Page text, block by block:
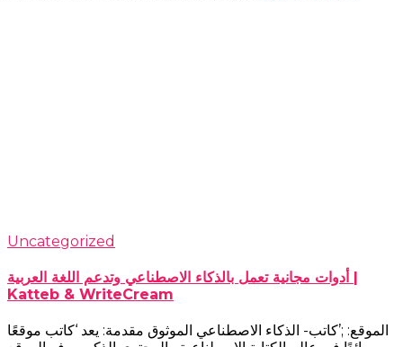
Uncategorized
أدوات مجانية تعمل بالذكاء الاصطناعي وتدعم اللغة العربية |
Katteb & WriteCream
الموقع: ;’كاتب- الذكاء الاصطناعي الموثوق مقدمة: يعد ‘كاتب موقعًا